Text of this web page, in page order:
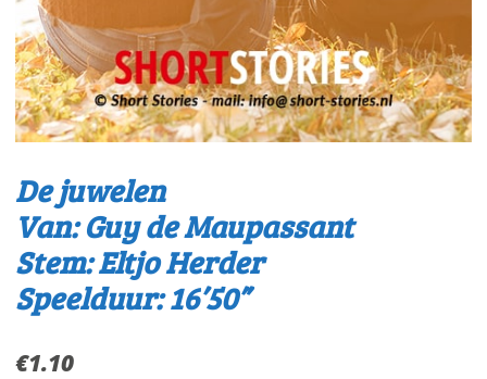
De juwelen
Van: Guy de Maupassant
Stem: Eltjo Herder
Speelduur: 16’50”
€1.10